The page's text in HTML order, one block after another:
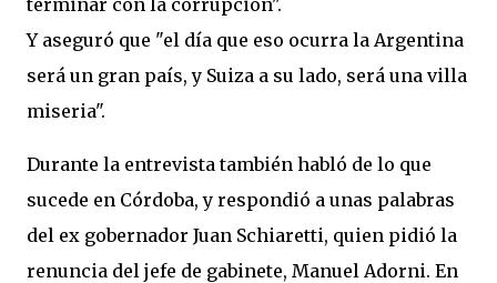
terminar con la corrupción".
Y aseguró que "el día que eso ocurra la Argentina
será un gran país, y Suiza a su lado, será una villa
miseria".
Durante la entrevista también habló de lo que
sucede en Córdoba, y respondió a unas palabras
del ex gobernador Juan Schiaretti, quien pidió la
renuncia del jefe de gabinete, Manuel Adorni. En